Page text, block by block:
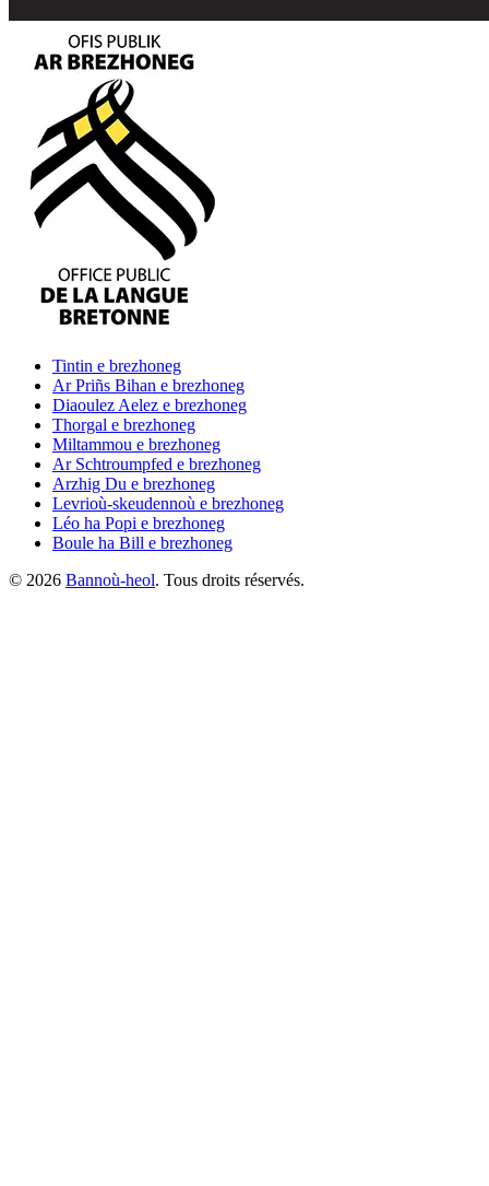
Tintin e brezhoneg
Ar Priñs Bihan e brezhoneg
Diaoulez Aelez e brezhoneg
Thorgal e brezhoneg
Miltammou e brezhoneg
Ar Schtroumpfed e brezhoneg
Arzhig Du e brezhoneg
Levrioù-skeudennoù e brezhoneg
Léo ha Popi e brezhoneg
Boule ha Bill e brezhoneg
© 2026 Bannoù-heol. Tous droits réservés.